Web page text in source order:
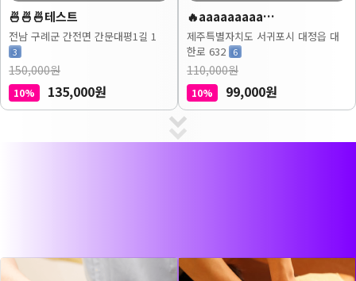
🍜🍜🍜테스트
전남 구례군 간전면 간문대평1길 1
3
150,000원
10% 135,000원
🔥aaaaaaaaa…
제주특별자치도 서귀포시 대정읍 대
한로 632 6
110,000원
10% 99,000원